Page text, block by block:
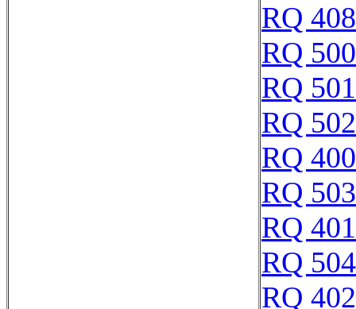
RQ
RQ
RQ
RQ
RQ
RQ
RQ
RQ
RQ